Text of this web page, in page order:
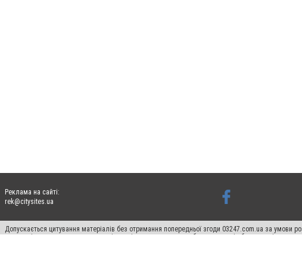
Реклама на сайті:
rek@citysites.ua
Допускається цитування матеріалів без отримання попередньої згоди 03247.com.ua за
систем гіперпосилання на цитовані статті не нижче другого абзацу в тексті або в якості